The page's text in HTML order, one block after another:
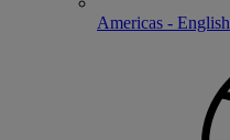
Americas - English